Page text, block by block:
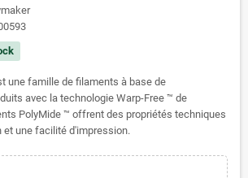
une famille de filaments à base de
avec la technologie Warp-Free ™ de
PolyMide ™ offrent des propriétés techniques
et une facilité d'impression.